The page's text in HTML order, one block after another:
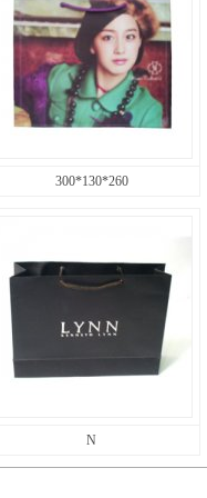
300*130*260
N